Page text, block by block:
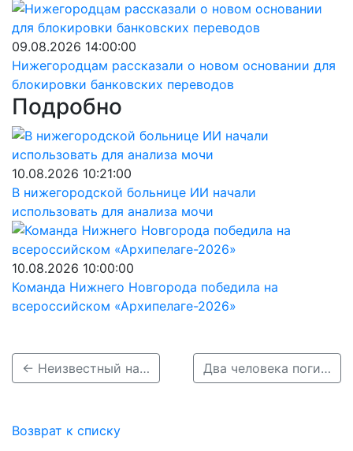
09.08.2026 14:00:00
Нижегородцам рассказали о новом основании для
блокировки банковских переводов
Подробно
10.08.2026 10:21:00
В нижегородской больнице ИИ начали
использовать для анализа мочи
10.08.2026 10:00:00
Команда Нижнего Новгорода победила на
всероссийском «Архипелаге-2026»
← Неизвестный насмерть сбил пешехода на М-7 в Нижегородской области и скрылся Два человека погибли в аварии в Выксунском районе →
Возврат к списку